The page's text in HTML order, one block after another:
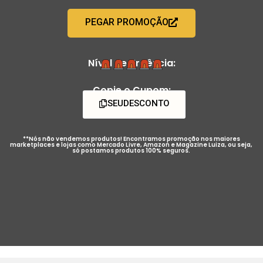
PEGAR PROMOÇÃO
Nível de Urgência:
Copie o Cupom:
SEUDESCONTO
**Nós não vendemos produtos! Encontramos promoção nos maiores
marketplaces e lojas como Mercado Livre, Amazon e Magazine Luiza, ou seja,
só postamos produtos 100% seguros.